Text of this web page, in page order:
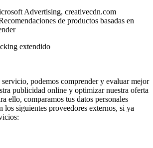
Advertising, creativecdn.com
de productos basadas en
extendido
servicio, podemos comprender y evaluar mejor
publicidad online y optimizar nuestra oferta
ello, comparamos tus datos personales
los siguientes proveedores externos, si ya